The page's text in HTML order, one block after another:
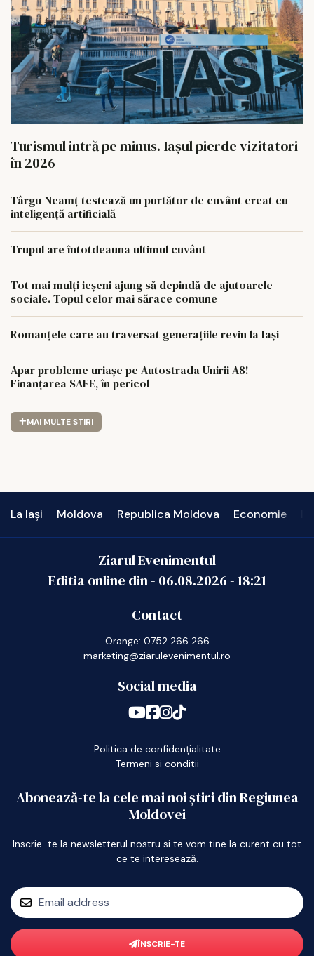
Turismul intră pe minus. Iașul pierde vizitatori
în 2026
Târgu-Neamț testează un purtător de cuvânt creat cu
inteligență artificială
Trupul are întotdeauna ultimul cuvânt
Tot mai mulți ieșeni ajung să depindă de ajutoarele
sociale. Topul celor mai sărace comune
Romanțele care au traversat generațiile revin la Iași
Apar probleme uriașe pe Autostrada Unirii A8!
Finanțarea SAFE, în pericol
MAI MULTE STIRI
La Iași Moldova Republica Moldova Economie
Ziarul Evenimentul
Editia online din - 06.08.2026-18:21
Contact
Orange: 0752 266 266
marketing@ziarulevenimentul.ro
Social media
Politica de confidențialitate
Termeni si conditii
Abonează-te la cele mai noi știri din Regiunea
Moldovei
Inscrie-te la newsletterul nostru si te vom tine la curent cu tot
ce te interesează.
ÎNSCRIE-TE